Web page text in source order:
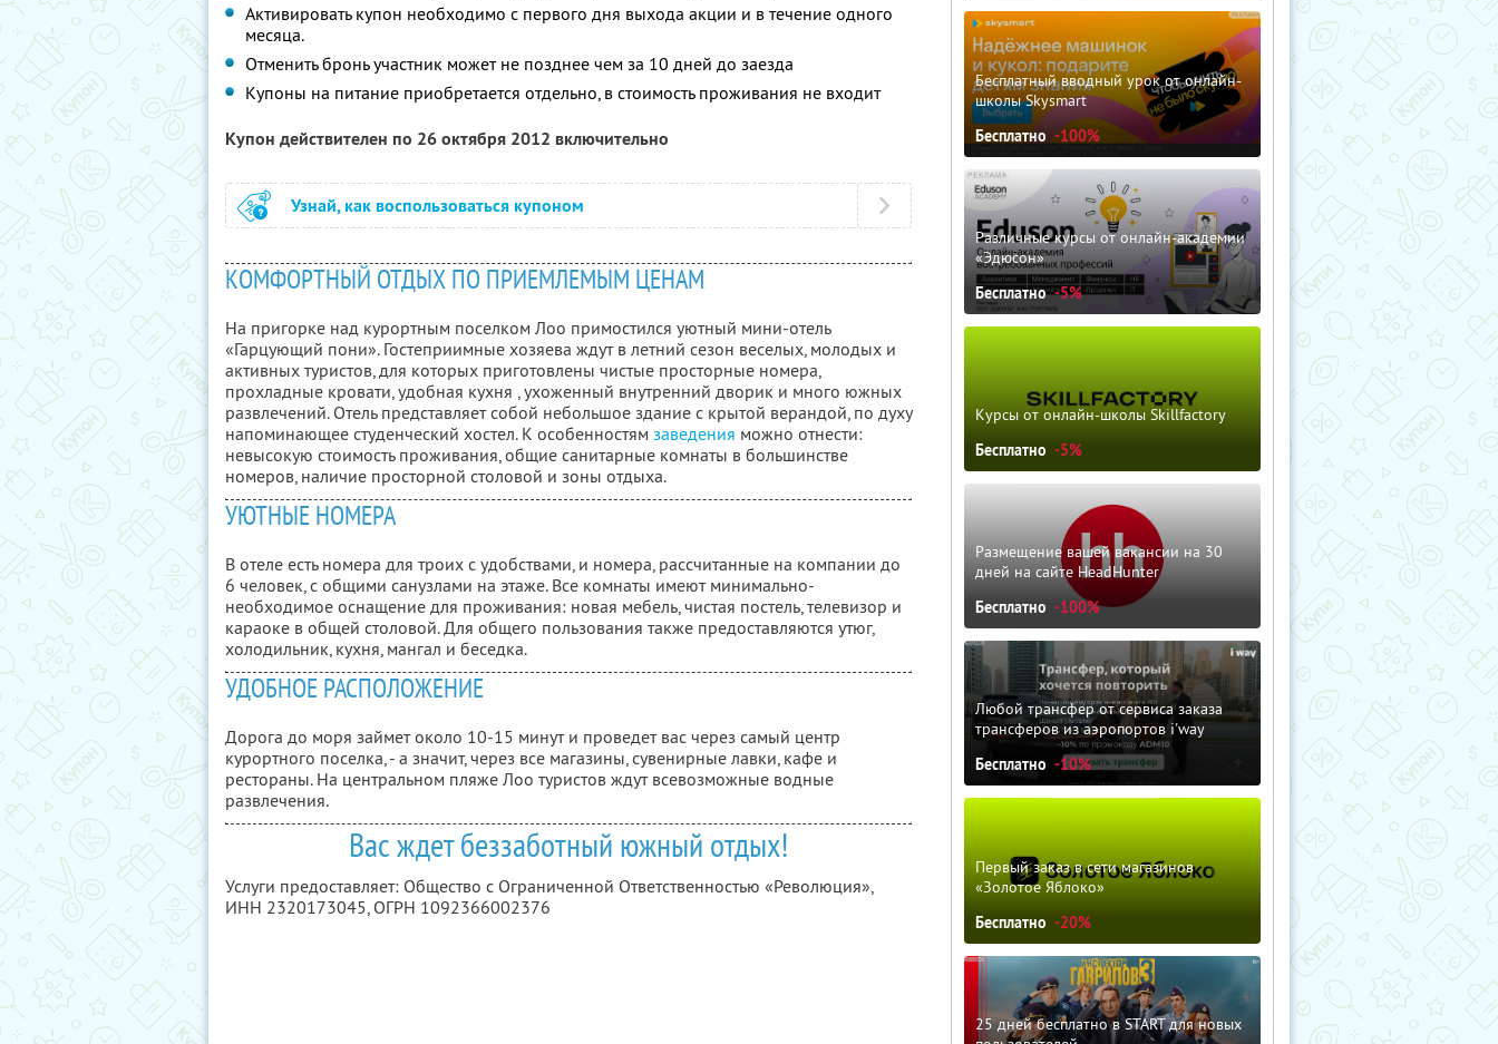
Активировать купон необходимо с первого дня выхода акции и в течение одного
месяца.
Отменить бронь участник может не позднее чем за 10 дней до заезда
Купоны на питание приобретается отдельно, в стоимость проживания не входит
Купон действителен по 26 октября 2012 включительно
Узнай, как воспользоваться купоном
КОМФОРТНЫЙ ОТДЫХ ПО ПРИЕМЛЕМЫМ ЦЕНАМ
На пригорке над курортным поселком Лоо примостился уютный мини-отель
«Гарцующий пони». Гостеприимные хозяева ждут в летний сезон веселых, молодых и
активных туристов, для которых приготовлены чистые просторные номера,
прохладные кровати, удобная кухня , ухоженный внутренний дворик и много южных
развлечений. Отель представляет собой небольшое здание с крытой верандой, по духу
напоминающее студенческий хостел. К особенностям заведения можно отнести:
невысокую стоимость проживания, общие санитарные комнаты в большинстве
номеров, наличие просторной столовой и зоны отдыха.
УЮТНЫЕ НОМЕРА
В отеле есть номера для троих с удобствами, и номера, рассчитанные на компании до
6 человек, с общими санузлами на этаже. Все комнаты имеют минимально-
необходимое оснащение для проживания: новая мебель, чистая постель, телевизор и
караоке в общей столовой. Для общего пользования также предоставляются утюг,
холодильник, кухня, мангал и беседка.
УДОБНОЕ РАСПОЛОЖЕНИЕ
Дорога до моря займет около 10-15 минут и проведет вас через самый центр
курортного поселка, - а значит, через все магазины, сувенирные лавки, кафе и
рестораны. На центральном пляже Лоо туристов ждут всевозможные водные
развлечения.
Вас ждет беззаботный южный отдых!
Услуги предоставляет: Общество с Ограниченной Ответственностью «Революция»,
ИНН 2320173045, ОГРН 1092366002376
Бесплатный вводный урок от онлайн-
школы Skysmart
Бесплатно -100%
Различные курсы от онлайн-академии
«Эдюсон»
Бесплатно -5%
Курсы от онлайн-школы Skillfactory
Бесплатно -5%
Размещение вашей вакансии на 30
дней на сайте HeadHunter
Бесплатно -100%
Любой трансфер от сервиса заказа
трансферов из аэропортов i'way
Бесплатно -10%
Первый заказ в сети магазинов
«Золотое Яблоко»
Бесплатно -20%
25 дней бесплатно в START для новых